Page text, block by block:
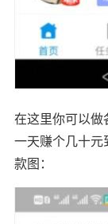
在这里你可以做
一天赚个几十
款图：